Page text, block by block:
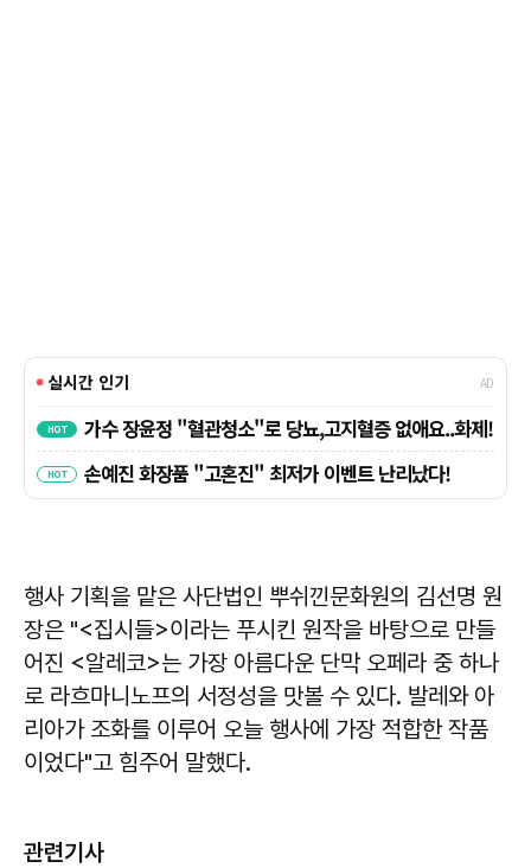
행사 기획을 맡은 사단법인 뿌쉬낀문화원의 김선명 원
장은 "<집시들>이라는 푸시킨 원작을 바탕으로 만들
어진 <알레코>는 가장 아름다운 단막 오페라 중 하나
로 라흐마니노프의 서정성을 맛볼 수 있다. 발레와 아
리아가 조화를 이루어 오늘 행사에 가장 적합한 작품
이었다"고 힘주어 말했다.
관련기사